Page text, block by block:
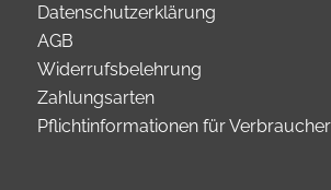
Datenschutzerklärung
AGB
Widerrufsbelehrung
Zahlungsarten
Pflichtinformationen für Verbraucher